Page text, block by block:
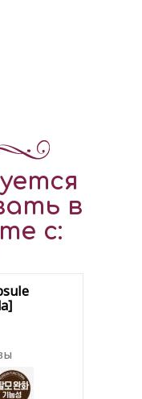
в
с: